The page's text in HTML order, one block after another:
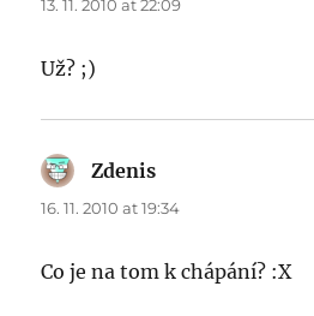
13. 11. 2010 at 22:09
Už? ;)
Zdenis
16. 11. 2010 at 19:34
Co je na tom k chápání? :X